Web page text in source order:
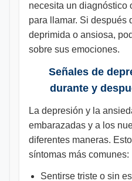
necesita un diagnóstico
para llamar. Si después
deprimida o ansiosa,
sobre sus emociones.
Señales de
durante y
La depresión y la
embarazadas y a los
diferentes maneras.
síntomas más comunes:
Sentirse triste o sin